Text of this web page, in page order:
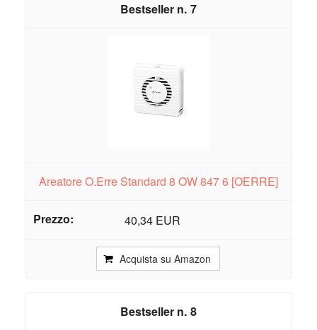
7
Areatore O.Erre Standard 8 OW 847 6 [OERRE]
40,34 EUR
Acquista su Amazon
8